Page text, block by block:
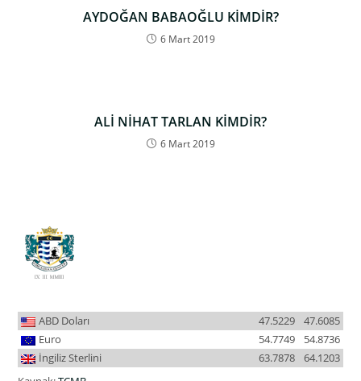
AYDOĞAN BABAOĞLU KİMDİR?
6 Mart 2019
ALİ NİHAT TARLAN KİMDİR?
6 Mart 2019
ABD Doları 47.6085
47.5229
Euro
54.8736
54.7749
İngiliz Sterlini
64.1203
63.7878